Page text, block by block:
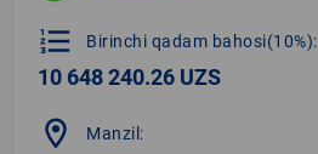
format_list_numbered Birinchi qadam bahosi(10%):
10 648 240.26 UZS
location_on Manzil: